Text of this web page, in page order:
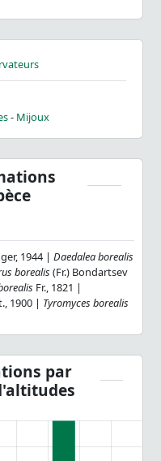
- Mijoux
1944 | Daedalea borealis
borealis (Fr.) Bondartsev
Fr., 1821 |
1900 | Tyromyces borealis
par